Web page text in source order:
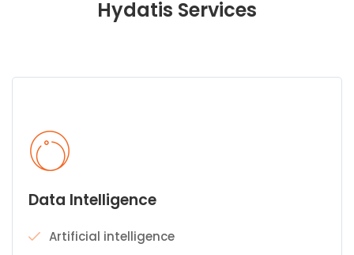
Hydatis Services
Data Intelligence
Artificial intelligence